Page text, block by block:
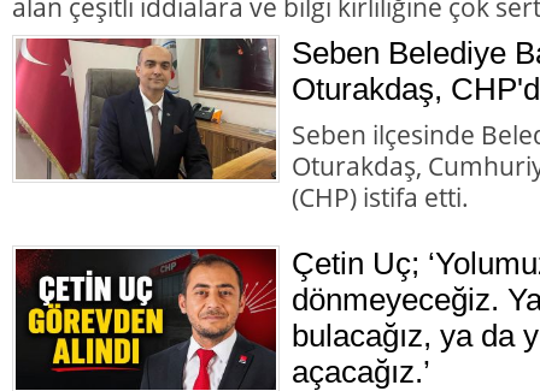
Seben Belediye
Oturakdaş,
Seben ilçesinde
Oturakdaş,
(CHP) istifa etti.
Çetin Uç;
dönmeyeceğiz.
bulacağız, ya da
açacağız.’